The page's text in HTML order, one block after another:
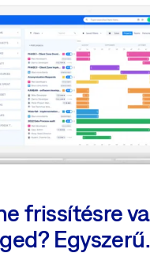
frissítésre
Egyszerű.